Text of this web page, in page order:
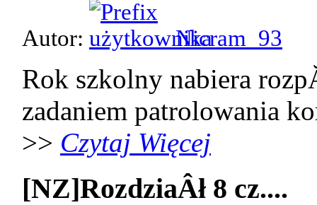
Autor: Nicram_93
Rok szkolny nabiera
zadaniem patrolowania
>> Czytaj Więcej
[NZ]RozdziaÂł 8 cz....